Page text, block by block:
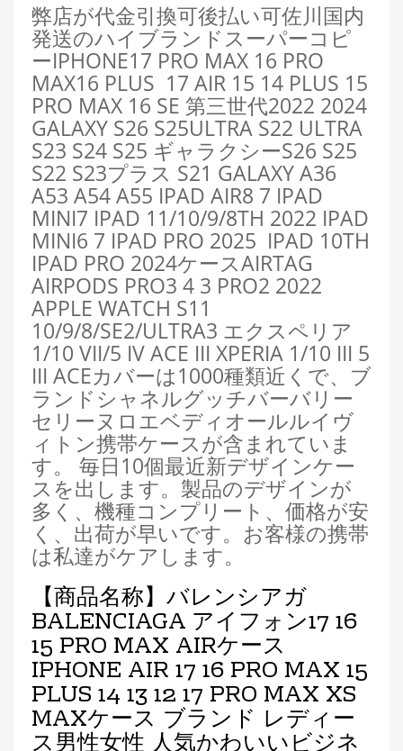
弊店が代金引換可後払い可佐川国内
発送のハイブランドスーパーコピ
ーIPHONE17 PRO MAX 16 PRO
MAX16 PLUS 17 AIR 15 14 PLUS 15
PRO MAX 16 SE 第三世代2022 2024
GALAXY S26 S25ULTRA S22 ULTRA
S23 S24 S25 ギャラクシーS26 S25
S22 S23プラス S21 GALAXY A36
A53 A54 A55 IPAD AIR8 7 IPAD
MINI7 IPAD 11/10/9/8TH 2022 IPAD
MINI6 7 IPAD PRO 2025 IPAD 10TH
IPAD PRO 2024ケースAIRTAG
AIRPODS PRO3 4 3 PRO2 2022
APPLE WATCH S11
10/9/8/SE2/ULTRA3 エクスペリア
1/10 VII/5 IV ACE III XPERIA 1/10 III 5
III ACEカバーは1000種類近くで、ブ
ランドシャネルグッチバーバリー
セリーヌロエベディオールルイヴ
ィトン携帯ケースが含まれていま
す。 毎日10個最近新デザインケー
スを出します。製品のデザインが
多く、機種コンプリート、価格が安
く、出荷が早いです。お客様の携帯
は私達がケアします。
【商品名称】 バレンシアガ
BALENCIAGA アイフォン17 16
15 PRO MAX AIRケース
IPHONE AIR 17 16 PRO MAX 15
PLUS 14 13 12 17 PRO MAX XS
MAXケース ブランド レディー